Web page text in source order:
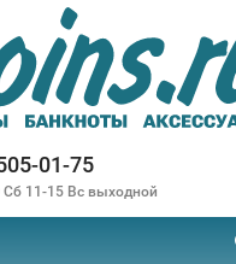
01-75
11-15 Вс выходной